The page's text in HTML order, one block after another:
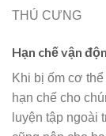
THÚ CƯNG
Hạn chế vận
Khi bị ốm cơ
hạn chế cho
luyện tập ngoài